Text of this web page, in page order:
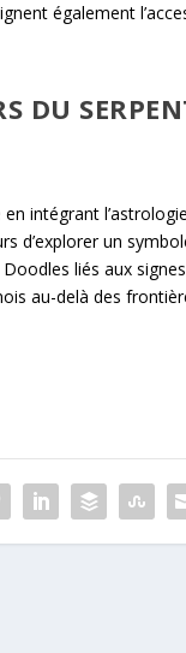
également
DU
intégrant
d’explorer un
liés aux
au-delà des